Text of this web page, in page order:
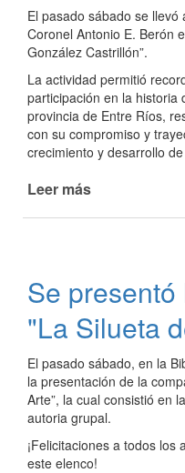
El pasado sábado se
Coronel Antonio E. Berón
González Castrillón”.
La actividad permitió
participación en la historia
provincia de Entre Ríos,
con su compromiso y
crecimiento y desarrollo
Leer más
Antonio
E.
Berón
Se
"La Silueta
El pasado sábado, en la
la presentación de la
Arte”, la cual consistió en
autoria grupal.
¡Felicitaciones a todos
este elenco!